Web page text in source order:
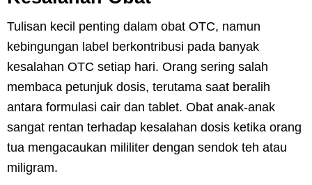
Tulisan kecil penting dalam obat OTC, namun
kebingungan label berkontribusi pada banyak
kesalahan OTC setiap hari. Orang sering salah
membaca petunjuk dosis, terutama saat beralih
antara formulasi cair dan tablet. Obat anak-anak
sangat rentan terhadap kesalahan dosis ketika orang
tua mengacaukan mililiter dengan sendok teh atau
miligram.